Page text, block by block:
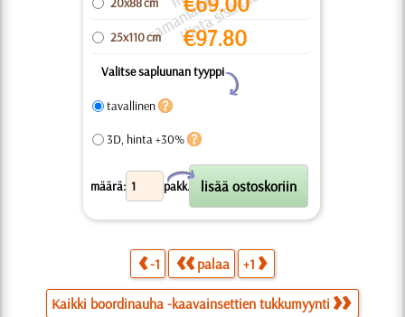
p
u
t
ä
25x110 cm €97.80
Valitse sapluunan tyyppi
Y
tavallinen
3D, hinta +30%
määrä: pakk.
X
-1 palaa +1
Kaikki boordinauha -kaavainsettien tukkumyynti